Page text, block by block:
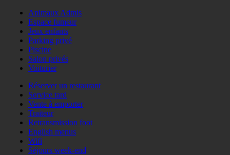
Animaux Admis
Espace fumeur
Jeux enfants
Parking privé
Piscine
Salon privés
Voiturier
Réserver un restaurant
Service tard
Vente à emporter
Traiteur
Retransmission foot
English menus
Wifi
Séjours week-end